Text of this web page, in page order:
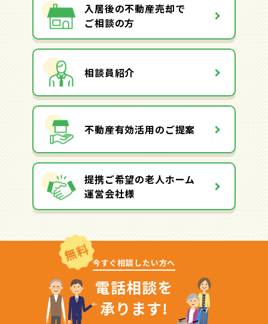
入居後の不動産売却で
ご相談の方
相談員紹介
不動産有効活用のご提案
提携ご希望の老人ホーム
運営会社様
無料 今すぐ相談したい方へ
電話相談を
承ります!